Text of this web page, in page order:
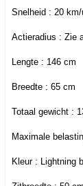
Snelheid : 20 km/
Actieradius : Zie
Lengte : 146 cm
Breedte : 65 cm
Totaal gewicht :
Maximale
Kleur : Lightning